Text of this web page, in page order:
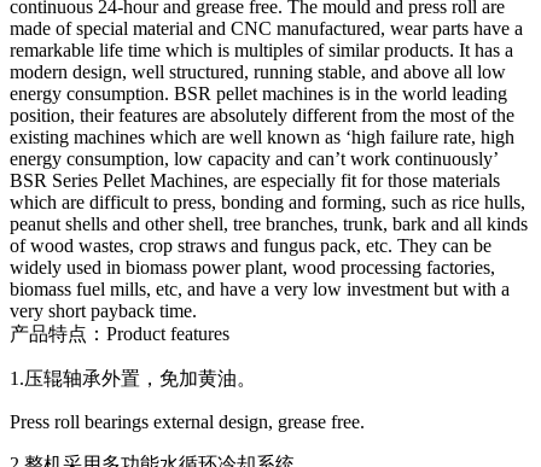
continuous 24-hour and grease free. The mould and press roll are
made of special material and CNC manufactured, wear parts have a
remarkable life time which is multiples of similar products. It has a
modern design, well structured, running stable, and above all low
energy consumption. BSR pellet machines is in the world leading
position, their features are absolutely different from the most of the
existing machines which are well known as ‘high failure rate, high
energy consumption, low capacity and can’t work continuously’
BSR Series Pellet Machines, are especially fit for those materials
which are difficult to press, bonding and forming, such as rice hulls,
peanut shells and other shell, tree branches, trunk, bark and all kinds
of wood wastes, crop straws and fungus pack, etc. They can be
widely used in biomass power plant, wood processing factories,
biomass fuel mills, etc, and have a very low investment but with a
very short payback time.
产品特点：Product features
1.压辊轴承外置，免加黄油。
Press roll bearings external design, grease free.